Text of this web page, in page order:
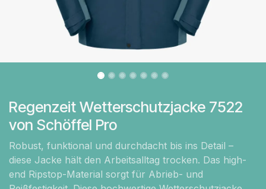
Regenzeit Wetterschutzjacke 7522
von Schöffel Pro
Robust, funktional und durchdacht bis ins Detail –
diese Jacke hält den Arbeitsalltag trocken. Das high-
end Ripstop-Material sorgt für Abrieb- und